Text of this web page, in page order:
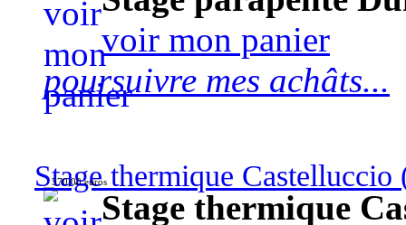
voir mon panier
poursuivre mes achâts...
Stage thermique Castelluccio
570,00 euros
Stage thermique